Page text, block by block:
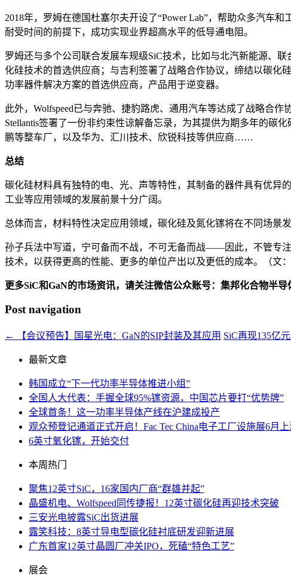
2018年，罗姆在德国杜塞尔夫开设了“Power Lab”，帮助众多汽车
耐受时间的前提下，成功实现业界超高水平的低导通电阻。
罗姆还与多个公司联合发展车规级SiC技术，比如与北汽新能源、
化硅技术的首选供应商；与吉利签署了战略合作协议，缔结以碳化
功率器件解决方案的首选供应商，产品用于逆变器。
此外，Wolfspeed已与奔驰、捷豹路虎、通用汽车等达成了战略合
Stellantis签署了一份非约束性谅解备忘录，为其提供为期多年的碳
鹏等整车厂，以及华为、汇川技术、欣锐科技等供应商……
总结
碳化硅材料具有独特的电、光、声等特性，其制备的器件具有优异
工业等应用领域的发展前景十分广阔。
总体而言，材料特性决定应用领域，碳化硅及氮化镓将在不同场景
孙子兵法中写道，宁可备而不战，不可无备而战——因此，不管专
技术，以获得更高的性能、更多的单位产出以及更低的成本。（文：
更多SiC和GaN的市场资讯，请关注微信公众账号：集邦化合物半导
Post navigation
← 【会议预告】国星光电：GaN的SIP封装及其应用 SiC再现135亿
最新文章
韩国成立“下一代功率半导体推进小组”
全国人大代表：手握全球95%镓资源，中国芯片要打“优势牌”
全球首条！这一功率半导体产线在沪建成投产
观众预登记通道正式开启！Fac Tec China电子工厂设施展6月
6英寸氧化镓，开始交付
本周热门
聚焦12英寸SiC，16家国内厂商“群雄并起”
晶盛机电、Wolfspeed同传捷报！12英寸碳化硅再迎技术突破
三安光电披露SiC出货进展
露笑科技：8英寸导电型碳化硅衬底研发迎新进展
广东首家12英寸晶圆厂冲关IPO，死磕“特色工艺”
展会